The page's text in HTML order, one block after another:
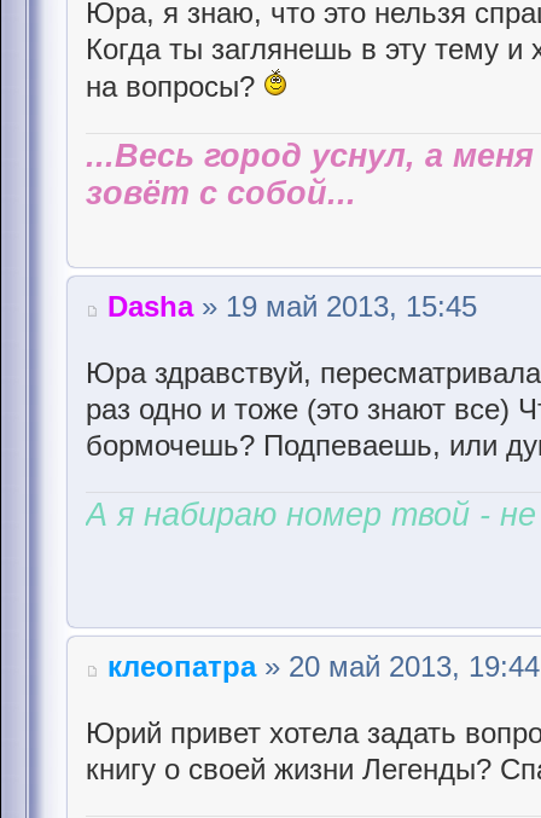
Юра, я знаю, что это нельзя
Когда ты заглянешь в эту тему
на вопросы?
...Весь город уснул, а
зовёт с собой...
Dasha» 19 май 2013, 15:45
Юра здравствуй,
раз одно и тоже (это знают все)
бормочешь? Подпеваешь, или
А я набираю номер твой -
клеопатра» 20 май 2013, 19:44
Юрий привет хотела задать
книгу о своей жизни Легенды?